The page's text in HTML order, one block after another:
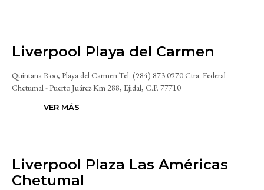
Liverpool Playa del Carmen
Quintana Roo, Playa del Carmen Tel. (984) 873 0970 Ctra. Federal
Chetumal - Puerto Juárez Km 288, Ejidal, C.P. 77710
VER MÁS
Liverpool Plaza Las Américas
Chetumal